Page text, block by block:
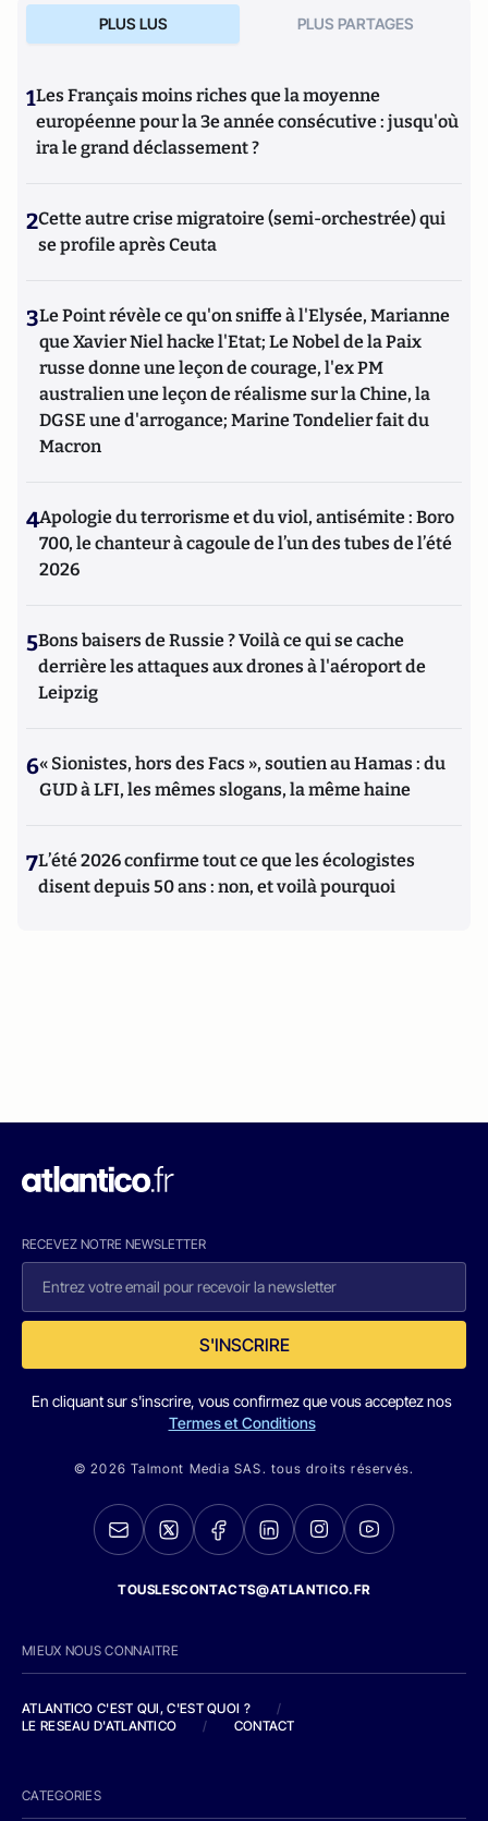
PLUS LUS PLUS PARTAGES
1Les Français moins riches que la moyenne
européenne pour la 3e année consécutive : jusqu'où
ira le grand déclassement ?
2Cette autre crise migratoire (semi-orchestrée) qui
se profile après Ceuta
3Le Point révèle ce qu'on sniffe à l'Elysée, Marianne
que Xavier Niel hacke l'Etat; Le Nobel de la Paix
russe donne une leçon de courage, l'ex PM
australien une leçon de réalisme sur la Chine, la
DGSE une d'arrogance; Marine Tondelier fait du
Macron
4Apologie du terrorisme et du viol, antisémite : Boro
700, le chanteur à cagoule de l’un des tubes de l’été
2026
5Bons baisers de Russie ? Voilà ce qui se cache
derrière les attaques aux drones à l'aéroport de
Leipzig
6« Sionistes, hors des Facs », soutien au Hamas : du
GUD à LFI, les mêmes slogans, la même haine
7L’été 2026 confirme tout ce que les écologistes
disent depuis 50 ans : non, et voilà pourquoi
RECEVEZ NOTRE NEWSLETTER
S'INSCRIRE
En cliquant sur s'inscrire, vous confirmez que vous acceptez nos
Termes et Conditions
© 2026 Talmont Media SAS. tous droits réservés.
TOUSLESCONTACTS@ATLANTICO.FR
MIEUX NOUS CONNAITRE
ATLANTICO C'EST QUI, C'EST QUOI ?
/
LE RESEAU D'ATLANTICO
/ CONTACT
CATEGORIES